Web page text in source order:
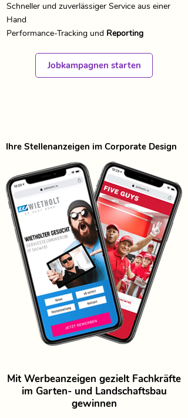
​Schneller und zuverlässiger Service aus einer
Hand
​Performance-Tracking und Reporting
Jobkampagnen starten
Ihre Stellenanzeigen im Corporate Design
Mit Werbeanzeigen gezielt Fachkräfte
im Garten- und Landschaftsbau
gewinnen